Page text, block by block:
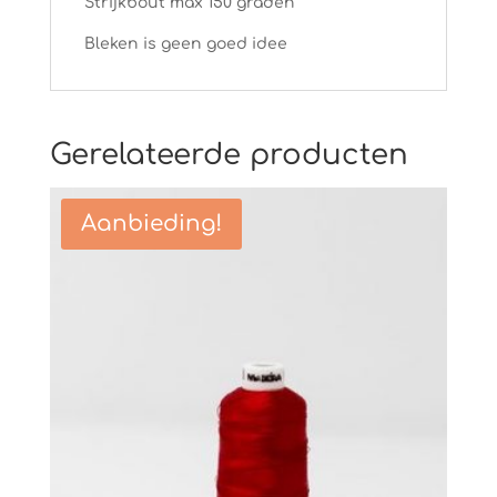
Bleken is geen goed idee
Gerelateerde producten
Aanbieding!